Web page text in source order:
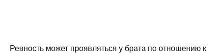
Ревность может проявляться у брата по отношению к